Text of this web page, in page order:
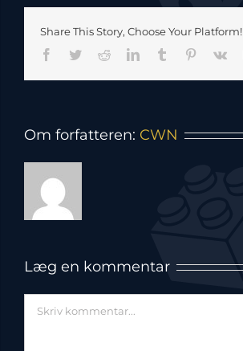
Share This Story, Choose Your Platform!
Facebook
TwitterRedditLinkedInTumblr Pinterest
Vk
Om forfatteren: CWN
Læg en kommentar